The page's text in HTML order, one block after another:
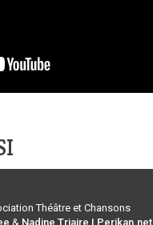
Théâtre et Chansons
& Nadine Triaire | Perikan.net